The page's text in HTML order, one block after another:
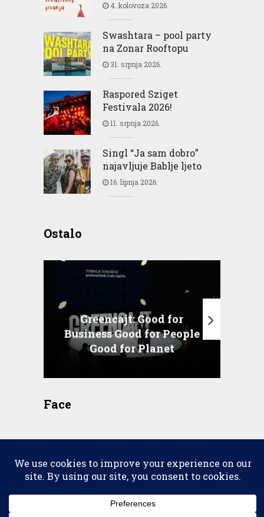
4. kolovoza 2026.
Swashtara – pool party
na Zonar Rooftopu
31. srpnja 2026.
Raspored Sziget
Festivala 2026!
11. srpnja 2026.
Singl “Ja sam dobro”
najavljuje Bablje ljeto
16. lipnja 2026.
Ostalo
Greencajt: Good for
Business Good for People
Good for Planet
Face